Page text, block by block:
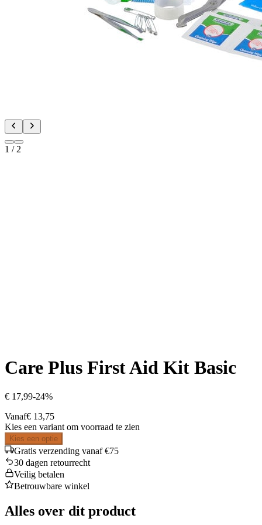
1 / 2
Care Plus First Aid Kit Basic
€ 17,99-24%
Vanaf€ 13,75
Kies een variant om voorraad te zien
Kies een optie
Gratis verzending vanaf €75
30 dagen retourrecht
Veilig betalen
Betrouwbare winkel
Alles over dit product